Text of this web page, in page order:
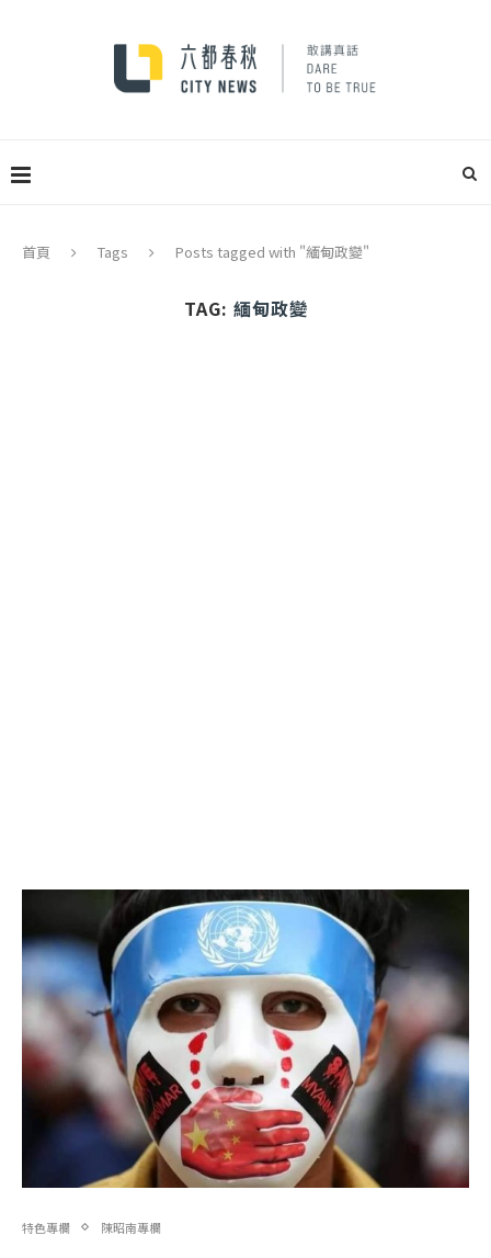
首頁 Tags Posts tagged with "緬甸政變"
TAG: 緬甸政變
特色專欄 陳昭南專欄